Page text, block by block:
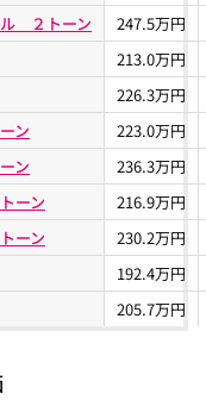
２トーン
247.5万円
213.0万円
226.3万円
ン
223.0万円
ン
236.3万円
ーン
216.9万円
ーン
230.2万円
192.4万円
205.7万円